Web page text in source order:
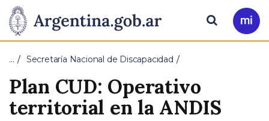
Presidencia
de
la
Nación
Pasar al contenido principal
Ir
a
Buscar
… Secretaría Nacional de Discapacidad
Plan CUD: Operativo
territorial en la ANDIS